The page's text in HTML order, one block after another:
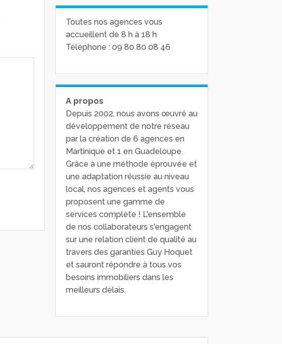
Toutes nos agences vous
accueillent de 8 h à 18 h
Téléphone : 09 80 80 08 46
A propos
Depuis 2002, nous avons œuvré au
développement de notre réseau
par la création de 6 agences en
Martinique et 1 en Guadeloupe.
Grâce à une méthode éprouvée et
une adaptation réussie au niveau
local, nos agences et agents vous
proposent une gamme de
services complète ! L'ensemble
de nos collaborateurs s'engagent
sur une relation client de qualité au
travers des garanties Guy Hoquet
et sauront répondre à tous vos
besoins immobiliers dans les
meilleurs délais.